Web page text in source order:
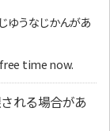
ゆうなじかんがあ
time now.
れる場合があ